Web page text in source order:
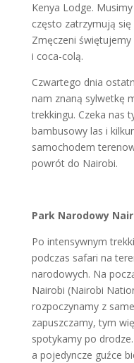
Kenya Lodge.
często zatrzymują
Zmęczeni
i coca-colą.
Czwartego dnia
nam znaną sylwetkę
trekkingu. Czeka nas
bambusowy las i
samochodem
powrót do Nairobi.
Park Narodowy
Po intensywnym
podczas safari na
narodowych. Na
Nairobi (Nairobi
rozpoczynamy z
zapuszczamy, tym
spotykamy po
a pojedyncze guźce